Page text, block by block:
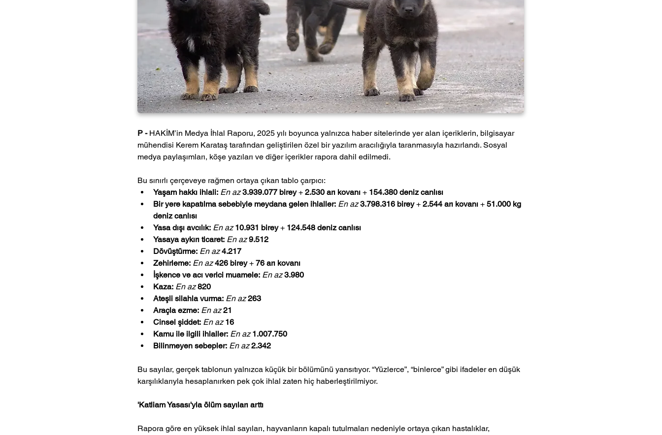
P - HAKİM’in Medya İhlal Raporu, 2025 yılı boyunca yalnızca haber sitelerinde yer alan içeriklerin, bilgisayar
mühendisi Kerem Karataş tarafından geliştirilen özel bir yazılım aracılığıyla taranmasıyla hazırlandı. Sosyal
medya paylaşımları, köşe yazıları ve diğer içerikler rapora dahil edilmedi.
Bu sınırlı çerçeveye rağmen ortaya çıkan tablo çarpıcı:
Yaşam hakkı ihlali: En az 3.939.077 birey + 2.530 arı kovanı + 154.380 deniz canlısı
Bir yere kapatılma sebebiyle meydana gelen ihlaller: En az 3.798.316 birey + 2.544 arı kovanı + 51.000 kg
deniz canlısı
Yasa dışı avcılık: En az 10.931 birey + 124.548 deniz canlısı
Yasaya aykırı ticaret: En az 9.512
Dövüştürme: En az 4.217
Zehirleme: En az 426 birey + 76 arı kovanı
İşkence ve acı verici muamele: En az 3.980
Kaza: En az 820
Ateşli silahla vurma: En az 263
Araçla ezme: En az 21
Cinsel şiddet: En az 16
Kamu ile ilgili ihlaller: En az 1.007.750
Bilinmeyen sebepler: En az 2.342
Bu sayılar, gerçek tablonun yalnızca küçük bir bölümünü yansıtıyor. “Yüzlerce”, “binlerce” gibi ifadeler en düşük
karşılıklarıyla hesaplanırken pek çok ihlal zaten hiç haberleştirilmiyor.
'Katliam Yasası'yla ölüm sayıları arttı
Rapora göre en yüksek ihlal sayıları, hayvanların kapalı tutulmaları nedeniyle ortaya çıkan hastalıklar,